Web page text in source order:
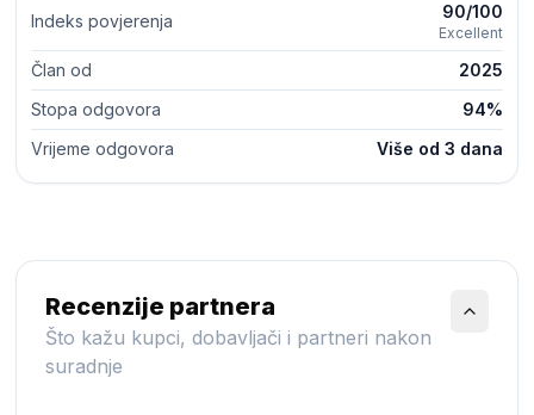
Indeks povjerenja 90/100
Excellent
Član od
2025
Stopa odgovora
94%
Vrijeme odgovora
Više od 3 dana
Recenzije partnera
Što kažu kupci, dobavljači i partneri nakon
suradnje